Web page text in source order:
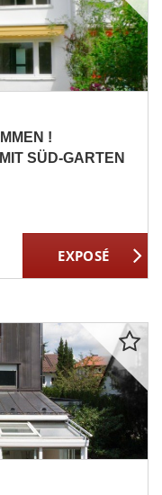
!
SÜD-GARTEN